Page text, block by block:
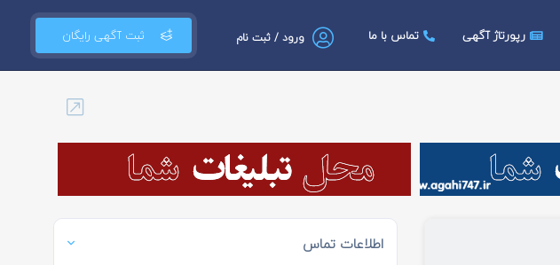
ورود / ثبت نام رپورتاژ آگهی تماس با ما
اطلاعات تماس